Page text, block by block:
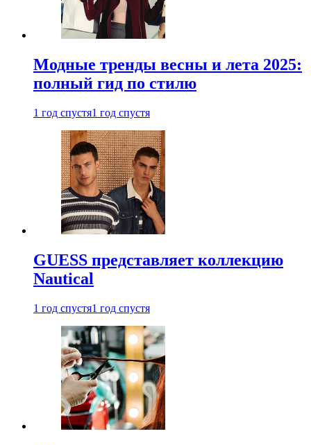
Модные тренды весны и лета 2025:
полный гид по стилю
1 год спустя1 год спустя
GUESS представляет коллекцию
Nautical
1 год спустя1 год спустя